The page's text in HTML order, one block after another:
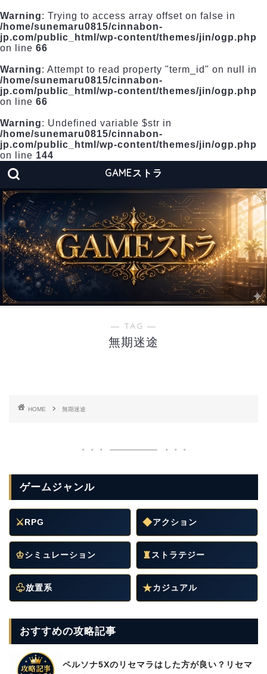
Warning: Trying to access array offset on false in
/home/sunemaru0815/cinnabon-
jp.com/public_html/wp-content/themes/jin/ogp.php
on line 66
Warning: Attempt to read property "term_id" on null in
/home/sunemaru0815/cinnabon-
jp.com/public_html/wp-content/themes/jin/ogp.php
on line 66
Warning: Undefined variable $str in
/home/sunemaru0815/cinnabon-
jp.com/public_html/wp-content/themes/jin/ogp.php
on line 144
GAMEストラ
― TAG ―
無期迷途
HOME 無期迷途
ゲームジャンル
⚔RPG ◆アクション
♔シミュレーション ♜ストラテジー
♧放置系 ★カジュアル
おすすめの攻略記事
ペルソナ5Xのリセマラはした方が良い？リセマ